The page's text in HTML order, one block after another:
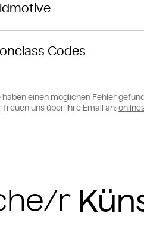
Codes
haben einen möglichen Fehler
freuen uns über Ihre Email an:
r